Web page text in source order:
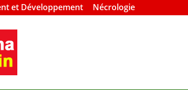
et Développement Nécrologie